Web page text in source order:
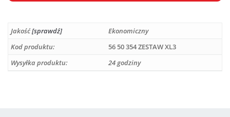
t
e
Jakość[sprawdź]
Ekonomiczny
Kod produktu:
56 50 354 ZESTAW XL3
Wysyłka produktu:
24 godziny